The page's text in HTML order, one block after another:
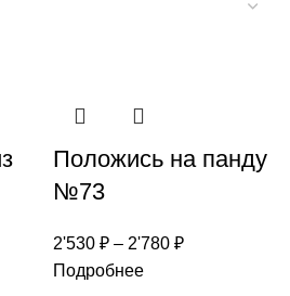
Положись на панду
№73
2'530 ₽ – 2'780 ₽
Подробнее